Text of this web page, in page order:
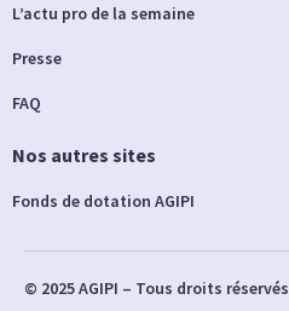
L’actu pro de la semaine
Presse
FAQ
Nos autres sites
Fonds de dotation AGIPI
© 2025 AGIPI – Tous droits réservés